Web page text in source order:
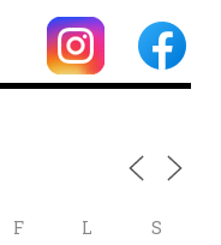
F L S